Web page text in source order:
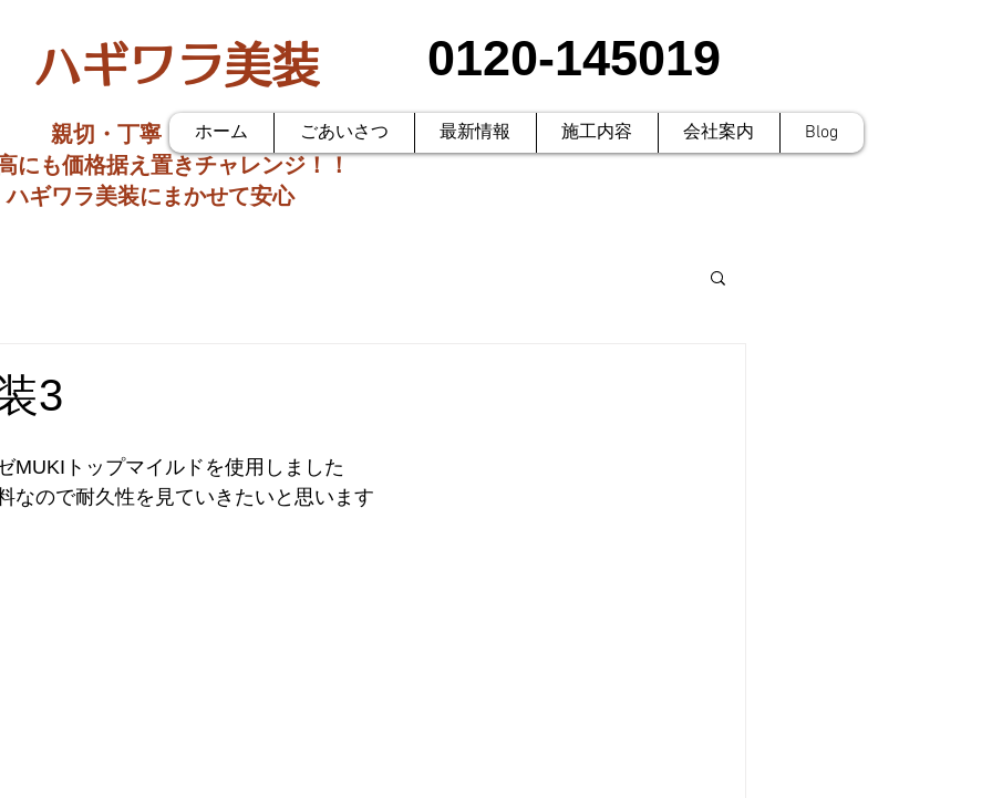
ハギワラ美装
親切・丁寧・低価格
にも価格据え置きチャレンジ！！
ハギワラ美装にまかせて安心
0120-145019
ホーム ごあいさつ 最新情報 施工内容 会社案内 Blog
3
MUKIトップマイルドを使用しました
なので耐久性を見ていきたいと思います